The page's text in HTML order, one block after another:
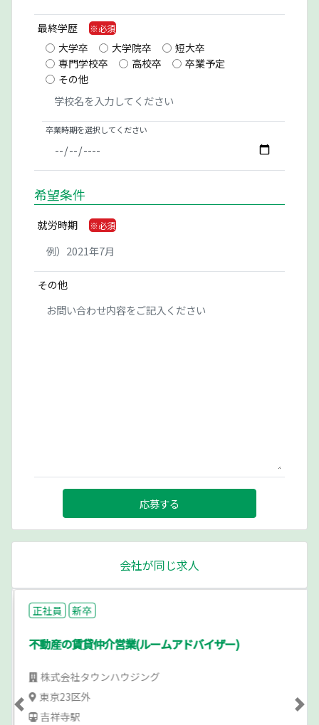
最終学歴
大学卒
大学院卒
短大卒
専門学校卒
高校卒
卒業予定
その他
卒業時期を選択してください
希望条件
就労時期
その他
応募する
会社が同じ求人
正社員 新卒
不動産の賃貸仲介営業(ルームアドバイザー)
株式会社タウンハウジング
東京23区外
吉祥寺駅
Previous